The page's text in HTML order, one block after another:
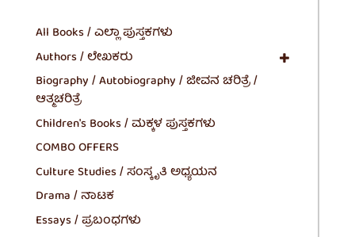
All Books / ಎಲ್ಲಾ ಪುಸ್ತಕಗಳು
Authors / ಲೇಖಕರು
Biography / Autobiography / ಜೀವನ ಚರಿತ್ರೆ /
ಆತ್ಮಚರಿತ್ರೆ
Children's Books / ಮಕ್ಕಳ ಪುಸ್ತಕಗಳು
COMBO OFFERS
Culture Studies / ಸಂಸ್ಕೃತಿ ಅಧ್ಯಯನ
Drama / ನಾಟಕ
Essays / ಪ್ರಬಂಧಗಳು